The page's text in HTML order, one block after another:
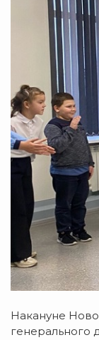
Накануне
генерального